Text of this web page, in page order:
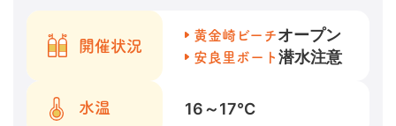
開催状況
黄金崎ビーチオープン
安良里ボート 潜水注意
水温 16～17℃